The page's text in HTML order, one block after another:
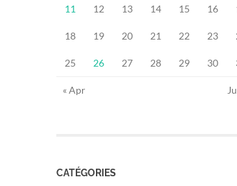
11 12 13 14 15 16
18 19 20 21 22 23
25 26 27 28 29 30
« Apr
CATÉGORIES